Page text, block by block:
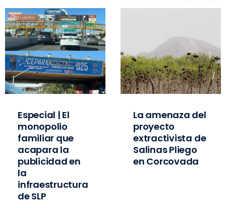
Especial | El
monopolio
familiar que
acapara la
publicidad en
la
infraestructura
de SLP
La amenaza del
proyecto
extractivista de
Salinas Pliego
en Corcovada